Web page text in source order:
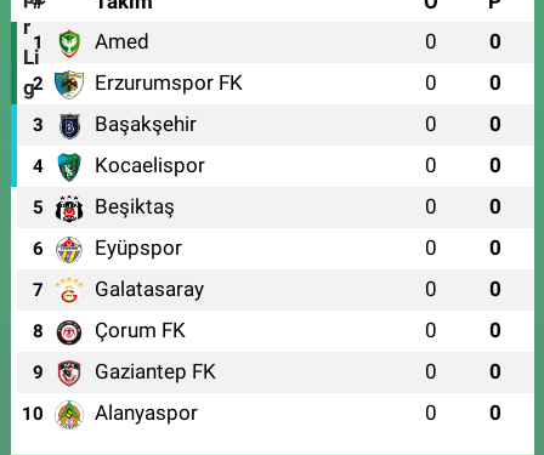
1 Amed 0 0
2 Erzurumspor FK 0 0
3 Başakşehir 0 0
4 Kocaelispor 0 0
5 Beşiktaş 0 0
6 Eyüpspor 0 0
7 Galatasaray 0 0
8 Çorum FK 0 0
9 Gaziantep FK 0 0
10 Alanyaspor 0 0